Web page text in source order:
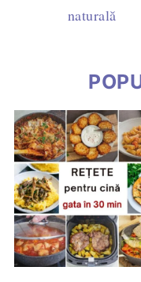
naturală